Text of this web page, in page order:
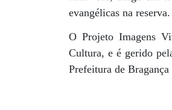
evangélicas na reserva.
O Projeto Imagens
Cultura, e é gerido
Prefeitura de